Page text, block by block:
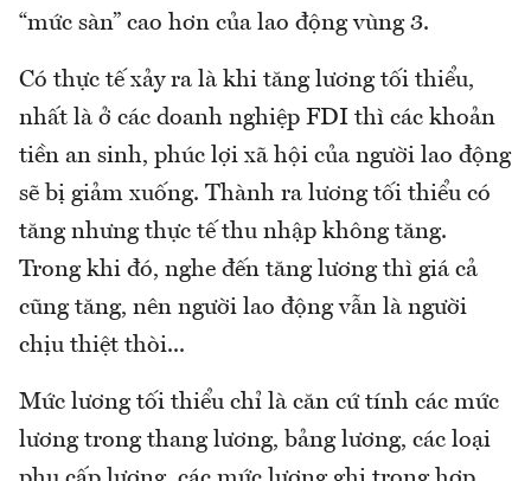
“mức sàn” cao hơn của lao động vùng 3.
Có thực tế xảy ra là khi tăng lương tối thiểu,
nhất là ở các doanh nghiệp FDI thì các khoản
tiền an sinh, phúc lợi xã hội của người lao động
sẽ bị giảm xuống. Thành ra lương tối thiểu có
tăng nhưng thực tế thu nhập không tăng.
Trong khi đó, nghe đến tăng lương thì giá cả
cũng tăng, nên người lao động vẫn là người
chịu thiệt thòi...
Mức lương tối thiểu chỉ là căn cứ tính các mức
lương trong thang lương, bảng lương, các loại